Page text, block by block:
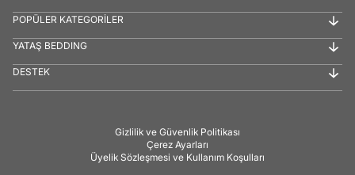
POPÜLER KATEGORİLER
YATAŞ BEDDING
DESTEK
Gizlilik ve Güvenlik Politikası
Çerez Ayarları
Üyelik Sözleşmesi ve Kullanım Koşulları